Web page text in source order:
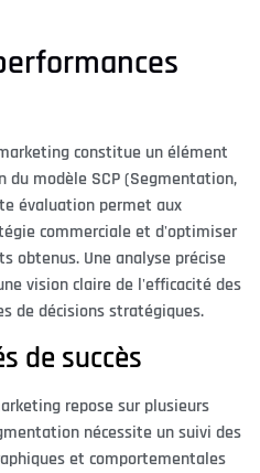
constitue un élément
modèle SCP (Segmentation,
évaluation permet aux
commerciale et d'optimiser
obtenus. Une analyse précise
vision claire de l'efficacité des
de décisions stratégiques.
de succès
repose sur plusieurs
nécessite un suivi des
et comportementales